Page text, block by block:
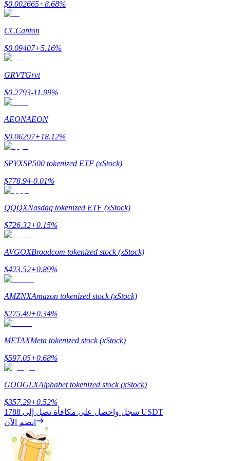
Deposit & Trade BTC to Share 25000 USDT prize pool!
Deposit CASHCAT & Win
Share 500000 CASHCAT prize pool
Exclusive for BitMart Users
USDT Flexible Staking | Daily Rewards
BTC New User Exclusive: 6.5% APR
BTC Flexible Staking | Daily Rewards
المزيد من الفعاليات
$0.002665+8.68%
CCCanton
$0.09407+5.16%
GRVTGrvt
$0.2793-11.99%
AEONAEON
$0.06297+18.12%
SPYXSP500 tokenized ETF (xStock)
$778.94-0.01%
QQQXNasdaq tokenized ETF (xStock)
$726.32+0.15%
AVGOXBroadcom tokenized stock (xStock)
$423.52+0.89%
AMZNXAmazon tokenized stock (xStock)
$275.49+0.34%
METAXMeta tokenized stock (xStock)
$597.05+0.68%
GOOGLXAlphabet tokenized stock (xStock)
$357.29+0.52%
سجل واحصل على مكافأة تصل إلى 1788 USDT
انضم الآن